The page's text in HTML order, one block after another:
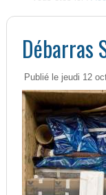
Débarras
Publié le jeudi 12